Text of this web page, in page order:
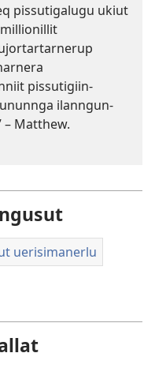
pissutigalugu ukiut
pissutigiin­
ilanngun­
– Matthew.
uerisimanerlu